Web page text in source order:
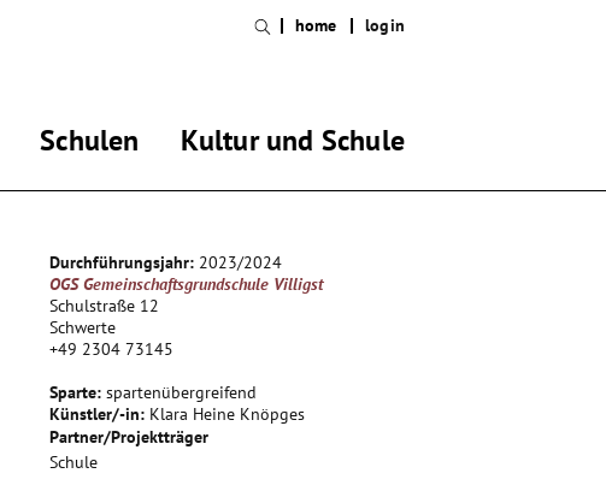
Schulen Kultur und Schule
home login
Durchführungsjahr: 2023/2024
OGS Gemeinschaftsgrundschule Villigst
Schulstraße 12
Schwerte
+49 2304 73145
Sparte: spartenübergreifend
Künstler/-in: Klara Heine Knöpges
Partner/Projektträger
Schule